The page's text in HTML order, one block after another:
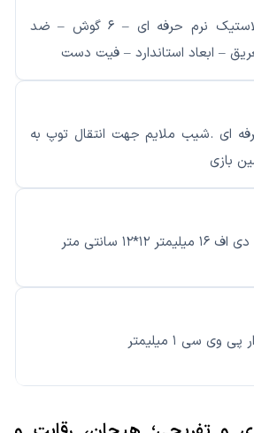
پلاستیک نرم حرفه ای – ۶ گوش – ضد
– ابعاد استاندارد – فیت دست
ای .شیب ملایم جهت انتقال توپ به
بازی
میلیمتر ۱۲*۱۲ سانتی متر
پی وی سی ۱ میلیمتر